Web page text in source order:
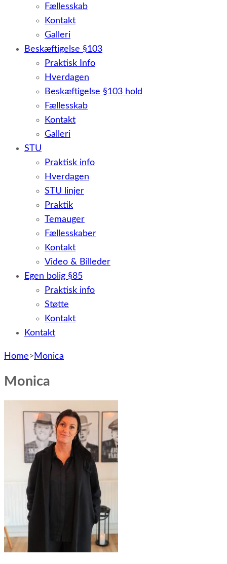
Fællesskab
Kontakt
Galleri
Beskæftigelse §103
Praktisk Info
Hverdagen
Beskæftigelse §103 hold
Fællesskab
Kontakt
Galleri
STU
Praktisk info
Hverdagen
STU linjer
Praktik
Temauger
Fællesskaber
Kontakt
Video & Billeder
Egen bolig §85
Praktisk info
Støtte
Kontakt
Kontakt
Home> Monica
Monica